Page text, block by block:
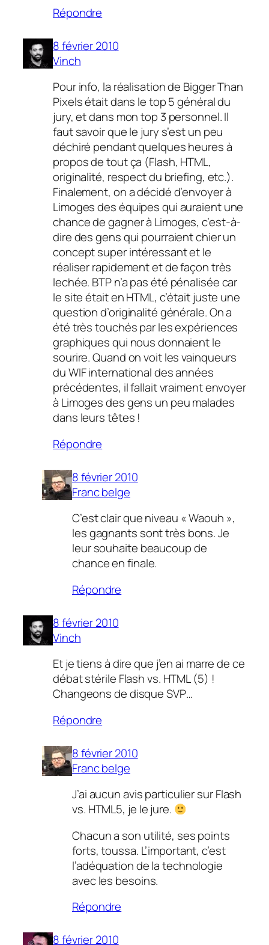
Répondre
8 février 2010
Vinch
Pour info, la réalisation de Bigger Than
Pixels était dans le top 5 général du
jury, et dans mon top 3 personnel. Il
faut savoir que le jury s’est un peu
déchiré pendant quelques heures à
propos de tout ça (Flash, HTML,
originalité, respect du briefing, etc.).
Finalement, on a décidé d’envoyer à
Limoges des équipes qui auraient une
chance de gagner à Limoges, c’est-à-
dire des gens qui pourraient chier un
concept super intéressant et le
réaliser rapidement et de façon très
lechée. BTP n’a pas été pénalisée car
le site était en HTML, c’était juste une
question d’originalité générale. On a
été très touchés par les expériences
graphiques qui nous donnaient le
sourire. Quand on voit les vainqueurs
du WIF international des années
précédentes, il fallait vraiment envoyer
à Limoges des gens un peu malades
dans leurs têtes !
Répondre
8 février 2010
Franc belge
C’est clair que niveau « Waouh »,
les gagnants sont très bons. Je
leur souhaite beaucoup de
chance en finale.
Répondre
8 février 2010
Vinch
Et je tiens à dire que j’en ai marre de ce
débat stérile Flash vs. HTML (5) !
Changeons de disque SVP…
Répondre
8 février 2010
Franc belge
J’ai aucun avis particulier sur Flash
vs. HTML5, je le jure.
Chacun a son utilité, ses points
forts, toussa. L’important, c’est
l’adéquation de la technologie
avec les besoins.
Répondre
8 février 2010